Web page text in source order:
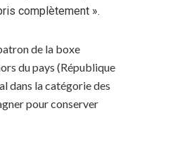
complètement ».
de la boxe
du pays (République
dans la catégorie des
pour conserver